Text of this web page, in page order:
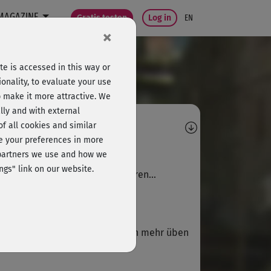
Gratis testen Log in EN
Marietta219
erging es gleich, wie den anderen...
muß ich wohl noch ein bisschen mehr üben
×
is accessed in this way or
to evaluate your use
it more attractive. We
and with external
all cookies and similar
your preferences in more
we use and how we
link on our website.